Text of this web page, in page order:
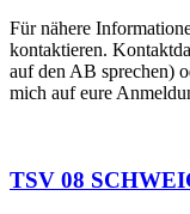
Für nähere
kontaktieren.
auf den AB sprechen)
mich auf eure
TSV 08